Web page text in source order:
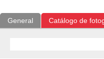
General Catálogo de